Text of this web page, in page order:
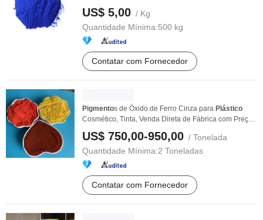
US$ 5,00 / Kg
Quantidade Mínima:500 kg
Contatar com Fornecedor
Pigmentos de Óxido de Ferro Cinza para Plástico
Cosmético, Tinta, Venda Direta de Fábrica com Preço
US$ 750,00-950,00 / Tonelada
Quantidade Mínima:2 Toneladas
Contatar com Fornecedor